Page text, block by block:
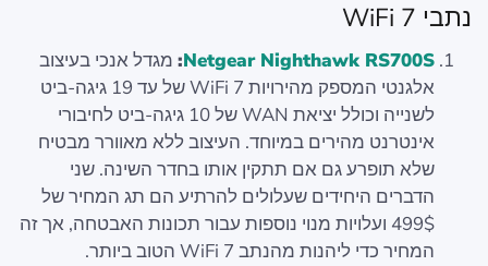
נתבי WiFi 7
Netgear Nighthawk RS700S
: מגדל אנכי בעיצוב
אלגנטי המספק מהירויות WiFi 7 של עד 19 גיגה-ביט
לשנייה וכולל יציאת WAN של 10 גיגה-ביט לחיבורי
אינטרנט מהירים במיוחד. העיצוב ללא מאוורר מבטיח
שלא תופרע גם אם תתקין אותו בחדר השינה. שני
הדברים היחידים שעלולים להרתיע הם תג המחיר של
499$ ועלויות מנוי נוספות עבור תכונות האבטחה, אך זה
המחיר כדי ליהנות מהנתב WiFi 7 הטוב ביותר.